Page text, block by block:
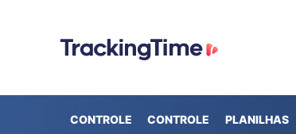
CONTROLE CONTROLE PLANILHAS